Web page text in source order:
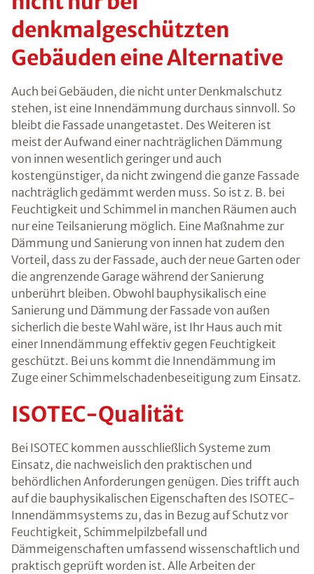
denkmalgeschützten
Gebäuden eine Alternative
Auch bei Gebäuden, die nicht unter Denkmalschutz
stehen, ist eine Innendämmung durchaus sinnvoll. So
bleibt die Fassade unangetastet. Des Weiteren ist
meist der Aufwand einer nachträglichen Dämmung
von innen wesentlich geringer und auch
kostengünstiger, da nicht zwingend die ganze Fassade
nachträglich gedämmt werden muss. So ist z. B. bei
Feuchtigkeit und Schimmel in manchen Räumen auch
nur eine Teilsanierung möglich. Eine Maßnahme zur
Dämmung und Sanierung von innen hat zudem den
Vorteil, dass zu der Fassade, auch der neue Garten oder
die angrenzende Garage während der Sanierung
unberührt bleiben. Obwohl bauphysikalisch eine
Sanierung und Dämmung der Fassade von außen
sicherlich die beste Wahl wäre, ist Ihr Haus auch mit
einer Innendämmung effektiv gegen Feuchtigkeit
geschützt. Bei uns kommt die Innendämmung im
Zuge einer Schimmelschadenbeseitigung zum Einsatz.
ISOTEC-Qualität
Bei ISOTEC kommen ausschließlich Systeme zum
Einsatz, die nachweislich den praktischen und
behördlichen Anforderungen genügen. Dies trifft auch
auf die bauphysikalischen Eigenschaften des ISOTEC-
Innendämmsystems zu, das in Bezug auf Schutz vor
Feuchtigkeit, Schimmelpilzbefall und
Dämmeigenschaften umfassend wissenschaftlich und
praktisch geprüft worden ist. Alle Arbeiten der